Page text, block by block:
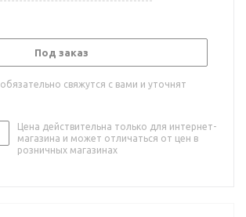
Под заказ
свяжутся с вами и уточнят
Цена действительна только для интернет-
магазина и может отличаться от цен в
розничных магазинах